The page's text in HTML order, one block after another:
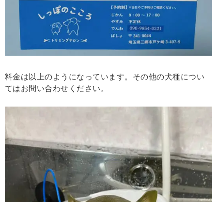
料金は以上のようになっています。その他の犬種につい
てはお問い合わせください。